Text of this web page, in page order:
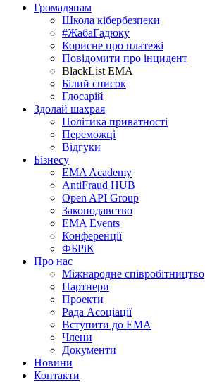
Громадянам
Школа кібербезпеки
#ЖабаГадюку
Корисне про платежі
Повідомити про інцидент
BlackList EMA
Білий список
Глосарій
Здолай шахрая
Політика приватності
Переможцi
Відгуки
Бізнесу
EMA Academy
AntiFraud HUB
Open API Group
Законодавство
EMA Events
Конференції
ФБРіК
Про нас
Міжнародне співробітництво
Партнери
Проекти
Рада Асоціації
Вступити до ЕМА
Члени
Документи
Новини
Контакти